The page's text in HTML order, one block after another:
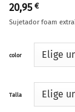
20,95 €
Sujetador foam
color
Talla